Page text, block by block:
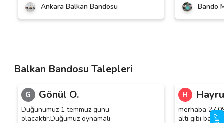
Ankara Balkan Bandosu Bando
Balkan Bandosu Talepleri
G Gönül O.
Düğünümüz 1 temmuz günü
olacaktır.Düğümüz oynamalı
H
merhaba
altı gibi baba